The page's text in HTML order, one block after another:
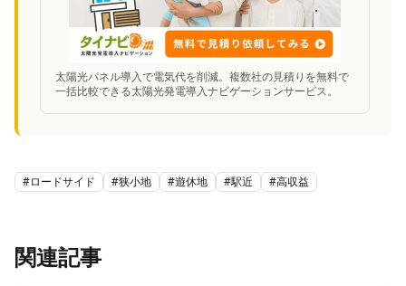
太陽光パネル導入で電気代を削減。複数社の見積りを無料で
一括比較できる太陽光発電導入ナビゲーションサービス。
#ロードサイド #狭小地 #遊休地 #駅近 #高収益
関連記事